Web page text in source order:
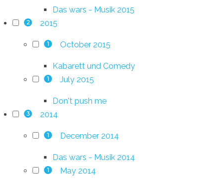
Das wars - Musik 2015
2 2015
1 October 2015
Kabarett und Comedy
1 July 2015
Don't push me
3 2014
1 December 2014
Das wars - Musik 2014
1 May 2014